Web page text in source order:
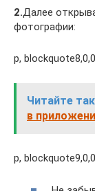
2.Далее
фотографии:
p,
Читайте
в
p,